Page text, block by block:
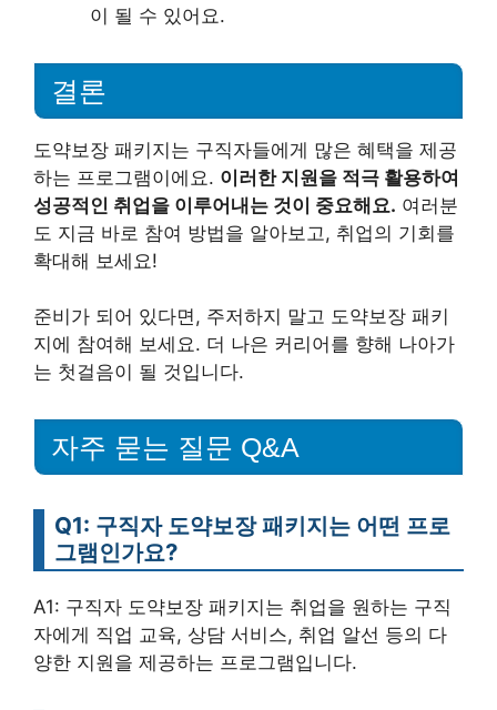
이 될 수 있어요.
결론
도약보장 패키지는 구직자들에게 많은 혜택을 제공
하는 프로그램이에요. 이러한 지원을 적극 활용하여
성공적인 취업을 이루어내는 것이 중요해요. 여러분
도 지금 바로 참여 방법을 알아보고, 취업의 기회를
확대해 보세요!
준비가 되어 있다면, 주저하지 말고 도약보장 패키
지에 참여해 보세요. 더 나은 커리어를 향해 나아가
는 첫걸음이 될 것입니다.
자주 묻는 질문 Q&A
Q1: 구직자 도약보장 패키지는 어떤 프로
그램인가요?
A1: 구직자 도약보장 패키지는 취업을 원하는 구직
자에게 직업 교육, 상담 서비스, 취업 알선 등의 다
양한 지원을 제공하는 프로그램입니다.